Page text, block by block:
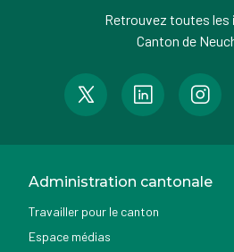
Retrouvez toutes les
Canton de
Administration cantonale
Travailler pour le canton
Espace médias